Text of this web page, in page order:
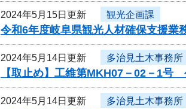
2024年5月15日更新 観光企画課
令和6年度岐阜県観光人材確保支援業
2024年5月14日更新 多治見土木事務所
【取止め】工維第MKH07－02－1
2024年5月14日更新 多治見土木事務所